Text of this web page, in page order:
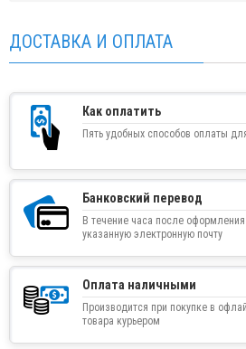
ДОСТАВКА И ОПЛАТА
Как оплатить
Пять удобных способов оплаты
Банковский перевод
В течение часа после
указанную электронную почту
Оплата наличными
Производится при покупке в
товара курьером